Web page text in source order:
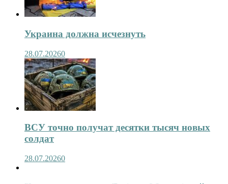
Украина должна исчезнуть
28.07.20260
ВСУ точно получат десятки тысяч новых
солдат
28.07.20260